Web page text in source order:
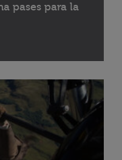
pases para la